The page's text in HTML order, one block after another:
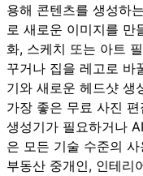
용해 콘텐츠를 생성하
로 새로운 이미지를 만
화, 스케치 또는 아트
꾸거나 집을 레고로 바
기와 새로운 헤드샷 생
가장 좋은 무료 사진
생성기가 필요하거나
은 모든 기술 수준의
부동산 중개인, 인테리